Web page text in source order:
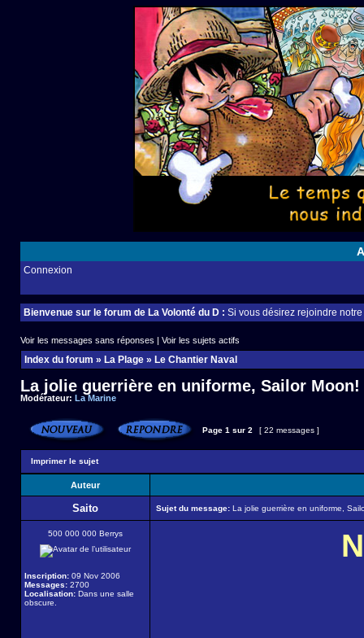
Connexion
Bienvenue sur le forum de La Volonté du D : Si vous désirez rejoindre
Voir les messages sans réponses | Voir les sujets actifs
Index du forum » La Plage » Le Chantier Naval
La jolie guerrière en uniforme, Sailor Moon!
Modérateur: La Marine
Page 1 sur 2 [ 22 messages ]
Imprimer le sujet
Auteur
Saito Sujet du message: La jolie guerrière en uniforme,
500 000 000 Berrys
Inscription: 09 Nov 2006
Messages: 2700
Localisation: Dans une salle
obscure.